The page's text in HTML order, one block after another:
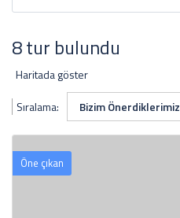
8 tur bulundu
Haritada göster
Sıralama:
Bizim Önerdiklerimiz
Öne çıkan